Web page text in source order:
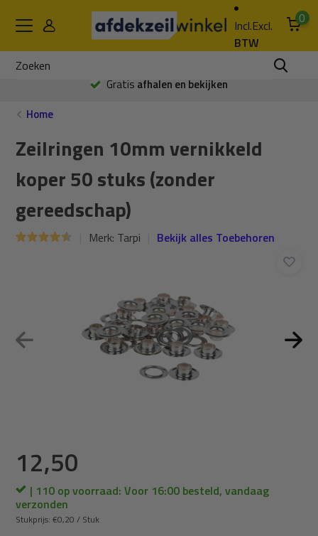
Incl.Excl.
BTW
0
Gratis afhalen en bekijken
Home
Zeilringen 10mm vernikkeld
koper 50 stuks (zonder
gereedschap)
Merk: Tarpi Bekijk alles Toebehoren
12,50
| 110 op voorraad: Voor 16:00 besteld, vandaag
verzonden
Stukprijs:€0,20 / Stuk